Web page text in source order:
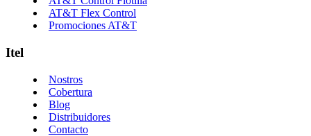
AT&T Flex Control
Promociones AT&T
Itel
Nostros
Cobertura
Blog
Distribuidores
Contacto